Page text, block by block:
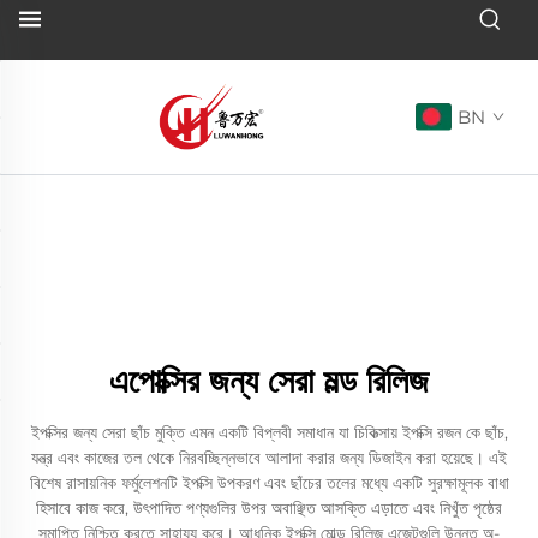
BN
এপোক্সির জন্য সেরা মল্ড রিলিজ
ইপক্সির জন্য সেরা ছাঁচ মুক্তি এমন একটি বিপ্লবী সমাধান যা চিকিত্সায় ইপক্সি রজন কে ছাঁচ,
যন্ত্র এবং কাজের তল থেকে নিরবচ্ছিন্নভাবে আলাদা করার জন্য ডিজাইন করা হয়েছে। এই
বিশেষ রাসায়নিক ফর্মুলেশনটি ইপক্সি উপকরণ এবং ছাঁচের তলের মধ্যে একটি সুরক্ষামূলক বাধা
হিসাবে কাজ করে, উৎপাদিত পণ্যগুলির উপর অবাঞ্ছিত আসক্তি এড়াতে এবং নিখুঁত পৃষ্ঠের
সমাপ্তি নিশ্চিত করতে সাহায্য করে। আধুনিক ইপক্সি মোল্ড রিলিজ এজেন্টগুলি উন্নত অ-